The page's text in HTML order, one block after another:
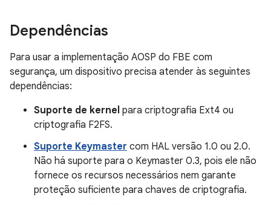
Dependências
Para usar a implementação AOSP do FBE com
segurança, um dispositivo precisa atender às seguintes
dependências:
Suporte de kernel para criptografia Ext4 ou
criptografia F2FS.
Suporte Keymaster com HAL versão 1.0 ou 2.0.
Não há suporte para o Keymaster 0.3, pois ele não
fornece os recursos necessários nem garante
proteção suficiente para chaves de criptografia.